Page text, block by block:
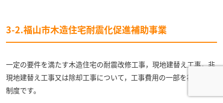
3-2.福山市木造住宅耐震化促進補助事業
一定の要件を満たす木造住宅の耐震改修工事，現地建替え工事，非
現地建替え工事又は除却工事について，工事費用の一部を補助する
制度です。